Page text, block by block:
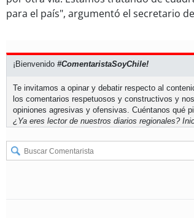
para el país", argumentó el secretario
¡Bienvenido #ComentaristaSoyChile!
Te invitamos a opinar y debatir respecto al
los comentarios respetuosos y constructivos y
opiniones agresivas y ofensivas. Cuéntanos qué
¿Ya eres lector de nuestros diarios regionales?